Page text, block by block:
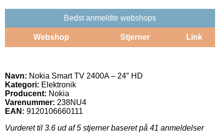
Bedst anmeldte webshops
Webshop Stjerner Link
Navn: Nokia Smart TV 2400A – 24″ HD
Kategori: Elektronik
Producent: Nokia
Varenummer: 238NU4
EAN: 9120106660111
Vurderet til 3.6 ud af 5 stjerner baseret på 41 anmeldelser